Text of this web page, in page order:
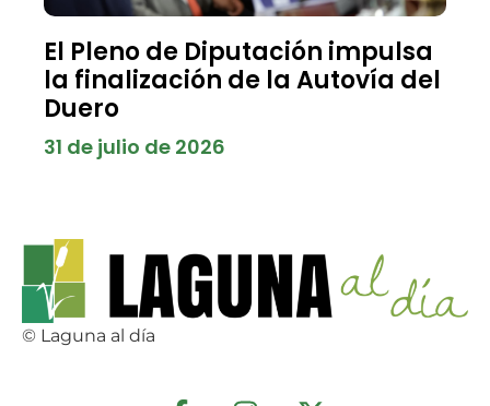
El Pleno de Diputación impulsa
la finalización de la Autovía del
Duero
31 de julio de 2026
© Laguna al día